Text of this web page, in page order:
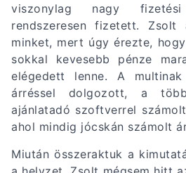
viszonylag nagy
rendszeresen fizetett.
minket, mert úgy érezte,
sokkal kevesebb pénze
elégedett lenne. A
árréssel dolgozott, a
ajánlatadó szoftverrel
ahol mindig jócskán számolt
Miután összeraktuk a